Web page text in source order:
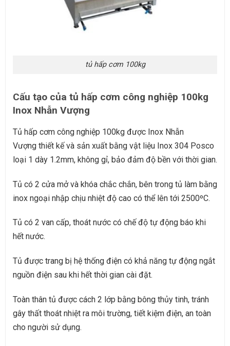
tủ hấp cơm 100kg
Cấu tạo của tủ hấp cơm công nghiệp 100kg
Inox Nhẫn Vượng
Tủ hấp cơm công nghiệp 100kg được Inox Nhẫn
Vượng thiết kế và sản xuất bằng vật liệu Inox 304 Posco
loại 1 dày 1.2mm, không gỉ, bảo đảm độ bền với thời gian.
Tủ có 2 cửa mở và khóa chắc chắn, bên trong tủ làm bằng
inox ngoại nhập chịu nhiệt độ cao có thể lên tới 2500ºC.
Tủ có 2 van cấp, thoát nước có chế độ tự động báo khi
hết nước.
Tủ được trang bị hệ thống điện có khả năng tự động ngắt
nguồn điện sau khi hết thời gian cài đặt.
Toàn thân tủ được cách 2 lớp bằng bông thủy tinh, tránh
gây thất thoát nhiệt ra môi trường, tiết kiệm điện, an toàn
cho người sử dụng.